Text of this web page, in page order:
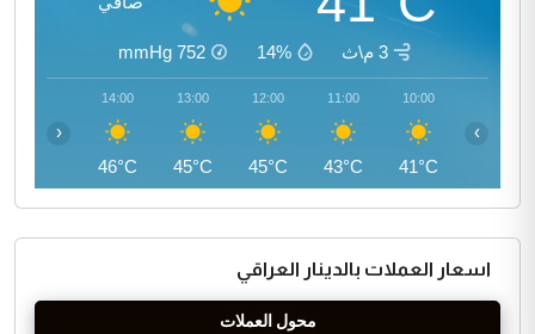
3 م\ث 14%
752
mmHg
10:00
41°C
11:00
43°C
12:00
45°C
13:00
45°C
14:00
46°C
‹ ›
اسعار العملات بالدينار العراقي